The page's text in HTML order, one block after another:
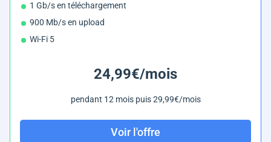
1 Gb/s en téléchargement
900 Mb/s en upload
Wi-Fi 5
24,99€/mois
pendant 12 mois puis 29,99€/mois
Voir l'offre